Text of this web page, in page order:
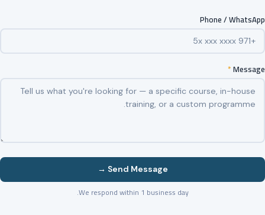
Phone / WhatsApp
Message
*
Send Message →
We respond within 1 business day.